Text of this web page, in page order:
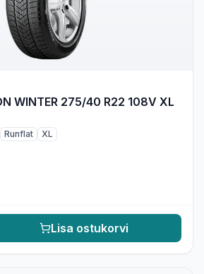
WINTER 275/40 R22 108V XL
Runflat XL
Lisa ostukorvi